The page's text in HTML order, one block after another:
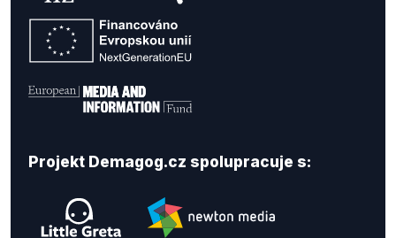
Projekt Demagog.cz spolupracuje s: